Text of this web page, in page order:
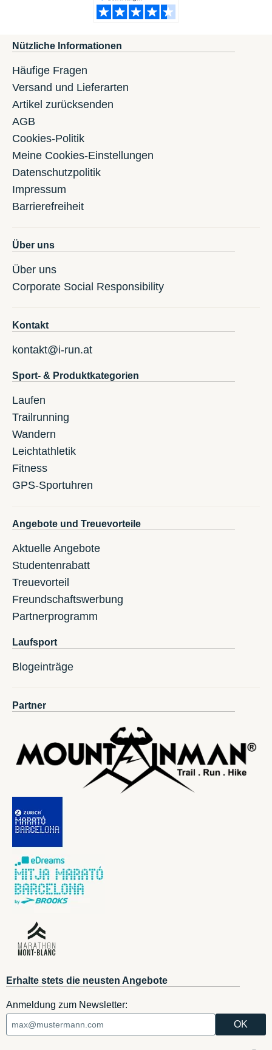
Nützliche Informationen
Häufige Fragen
Versand und Lieferarten
Artikel zurücksenden
AGB
Cookies-Politik
Meine Cookies-Einstellungen
Datenschutzpolitik
Impressum
Barrierefreiheit
Über uns
Über uns
Corporate Social Responsibility
Kontakt
kontakt@i-run.at
Sport- & Produktkategorien
Laufen
Trailrunning
Wandern
Leichtathletik
Fitness
GPS-Sportuhren
Angebote und Treuevorteile
Aktuelle Angebote
Studentenrabatt
Treuevorteil
Freundschaftswerbung
Partnerprogramm
Laufsport
Blogeinträge
Partner
Erhalte stets die neusten Angebote
Anmeldung zum Newsletter: